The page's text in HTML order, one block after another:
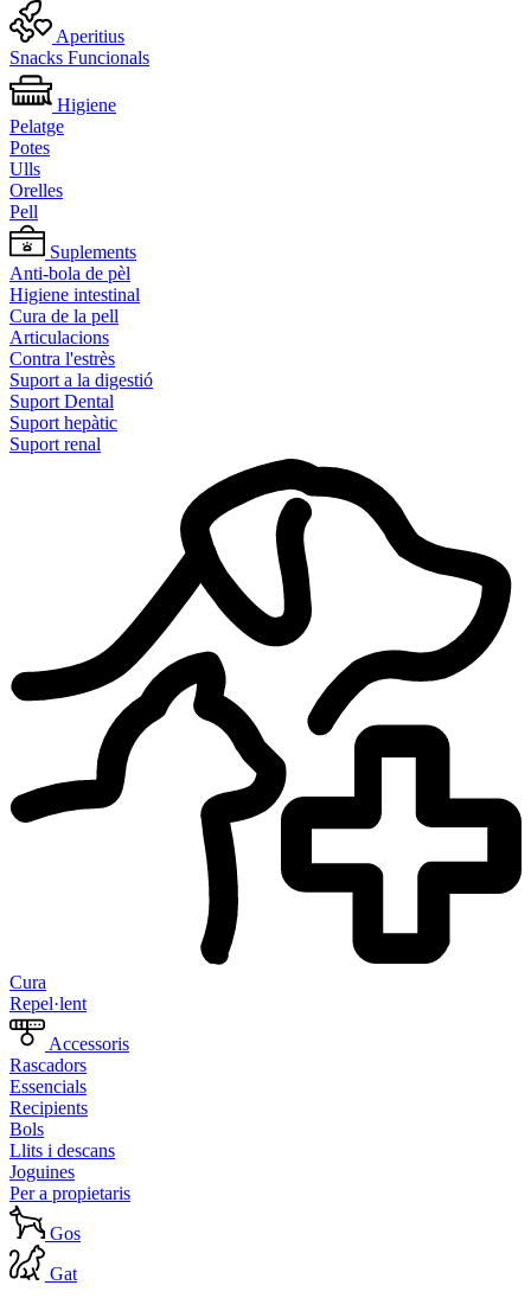
Aperitius
Snacks Funcionals
Higiene
Pelatge
Potes
Ulls
Orelles
Pell
Suplements
Anti-bola de pèl
Higiene intestinal
Cura de la pell
Articulacions
Contra l'estrès
Suport a la digestió
Suport Dental
Suport hepàtic
Suport renal
Cura
Repel·lent
Accessoris
Rascadors
Essencials
Recipients
Bols
Llits i descans
Joguines
Per a propietaris
Gos
Gat